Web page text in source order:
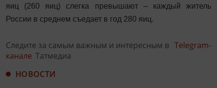
яиц (260 яиц) слегка превышают – каждый житель
России в среднем съедает в год 280 яиц.
Следите за самым важным и интересным в Telegram-
канале Татмедиа
НОВОСТИ